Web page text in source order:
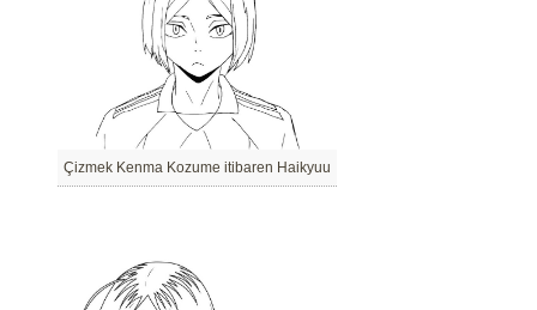
Çizmek Kenma Kozume itibaren Haikyuu